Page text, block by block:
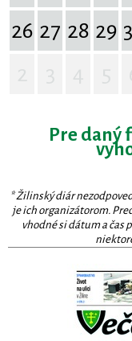
26 27 28 29
Pre daný
* Žilinský diár
je ich organizátorom.
vhodné si dátum a čas